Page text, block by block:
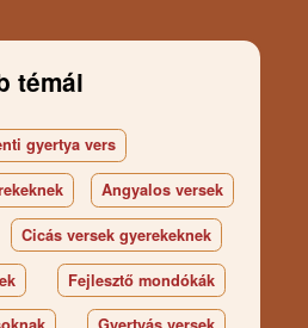
témái
gyertya vers
Angyalos versek
Cicás versek gyerekeknek
Fejlesztő mondókák